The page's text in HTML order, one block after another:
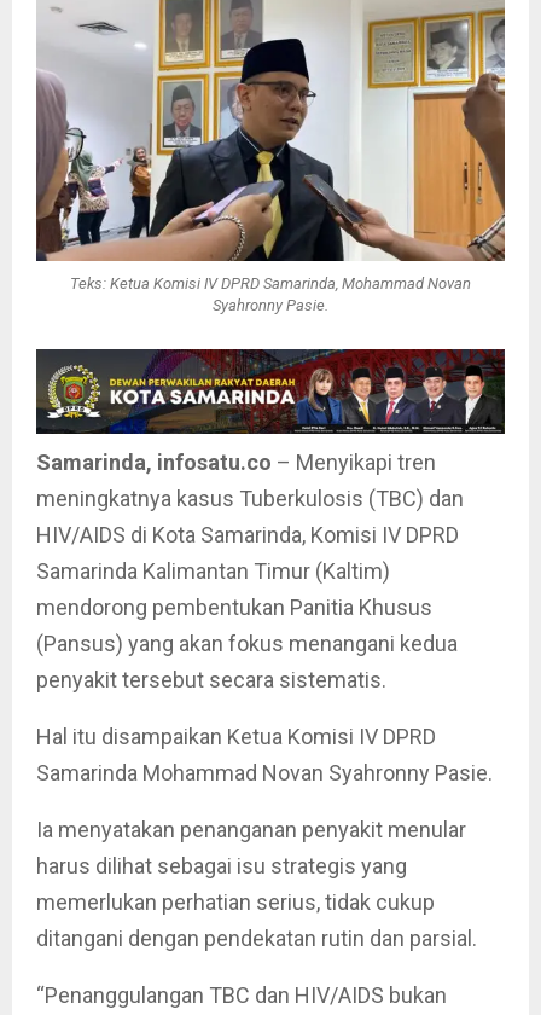
Teks: Ketua Komisi IV DPRD Samarinda, Mohammad Novan
Syahronny Pasie.
Samarinda, infosatu.co – Menyikapi tren
meningkatnya kasus Tuberkulosis (TBC) dan
HIV/AIDS di Kota Samarinda, Komisi IV DPRD
Samarinda Kalimantan Timur (Kaltim)
mendorong pembentukan Panitia Khusus
(Pansus) yang akan fokus menangani kedua
penyakit tersebut secara sistematis.
Hal itu disampaikan Ketua Komisi IV DPRD
Samarinda Mohammad Novan Syahronny Pasie.
Ia menyatakan penanganan penyakit menular
harus dilihat sebagai isu strategis yang
memerlukan perhatian serius, tidak cukup
ditangani dengan pendekatan rutin dan parsial.
“Penanggulangan TBC dan HIV/AIDS bukan